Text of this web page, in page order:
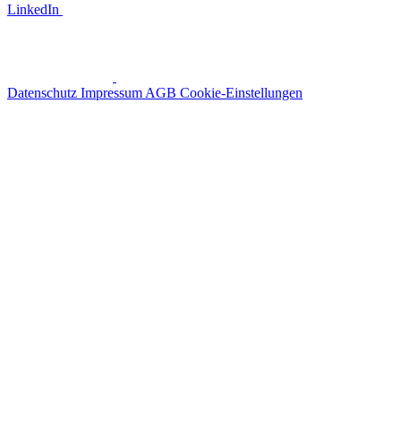
LinkedIn
Datenschutz Impressum AGB Cookie-Einstellungen